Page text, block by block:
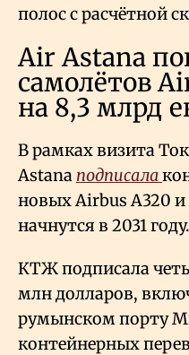
полос с расчётной
Air Astana
самолётов
на 8,3 млрд
В рамках визита
Astana подписала
новых Airbus A320 и
начнутся в 2031 году.
КТЖ подписала
млн долларов,
румынском порту
контейнерных